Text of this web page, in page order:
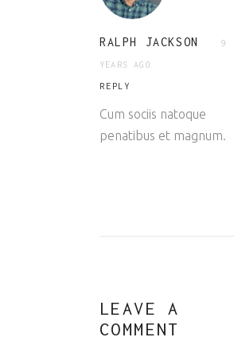
RALPH JACKSON 9
YEARS AGO
REPLY
Cum sociis natoque
penatibus et magnum.
LEAVE A
COMMENT